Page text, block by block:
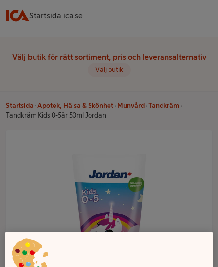
Startsida ica.se
Välj butik för rätt sortiment, pris och leveransalternativ
Välj butik
Startsida Apotek, Hälsa & Skönhet Munvård Tandkräm
Tandkräm Kids 0-5år 50ml Jordan